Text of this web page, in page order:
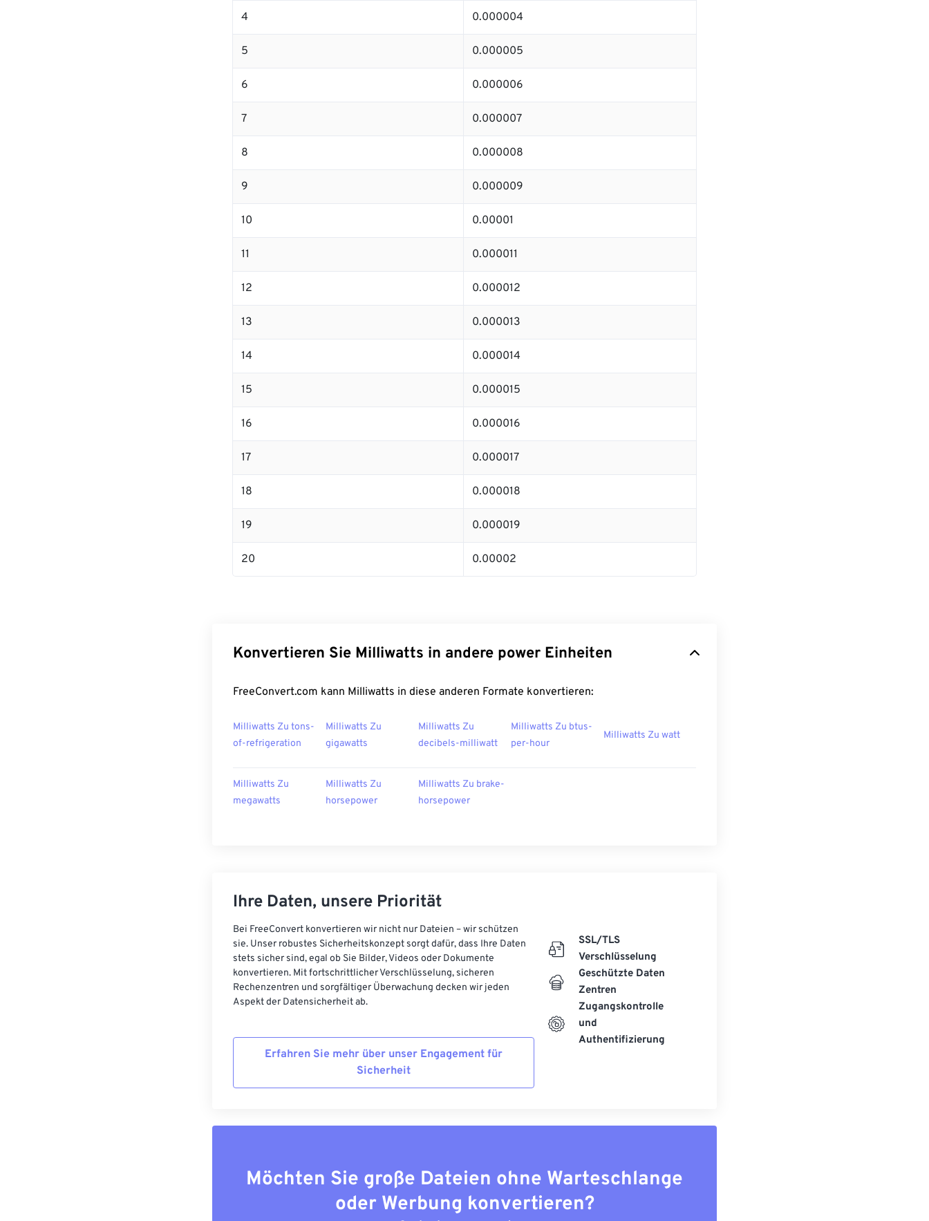
4 0.000004
5 0.000005
6 0.000006
7 0.000007
8 0.000008
9 0.000009
10 0.00001
11 0.000011
12 0.000012
13 0.000013
14 0.000014
15 0.000015
16 0.000016
17 0.000017
18 0.000018
19 0.000019
20 0.00002
Konvertieren Sie Milliwatts in andere power Einheiten
FreeConvert.com kann Milliwatts in diese anderen Formate konvertieren:
Milliwatts Zu tons-
of-refrigeration
Milliwatts Zu
gigawatts
Milliwatts Zu
decibels-milliwatt
Milliwatts Zu btus-
per-hour
Milliwatts Zu watt
Milliwatts Zu
megawatts
Milliwatts Zu
horsepower
Milliwatts Zu brake-
horsepower
Ihre Daten, unsere Priorität
Bei FreeConvert konvertieren wir nicht nur Dateien – wir schützen
sie. Unser robustes Sicherheitskonzept sorgt dafür, dass Ihre Daten
stets sicher sind, egal ob Sie Bilder, Videos oder Dokumente
konvertieren. Mit fortschrittlicher Verschlüsselung, sicheren
Rechenzentren und sorgfältiger Überwachung decken wir jeden
Aspekt der Datensicherheit ab.
Erfahren Sie mehr über unser Engagement für
Sicherheit
SSL/TLS
Verschlüsselung
Geschützte Daten
Zentren
Zugangskontrolle
und
Authentifizierung
Möchten Sie große Dateien ohne Warteschlange
oder Werbung konvertieren?